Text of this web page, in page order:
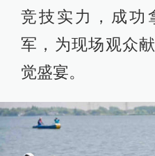
竞技实力，成功
军，为现场观众
觉盛宴。